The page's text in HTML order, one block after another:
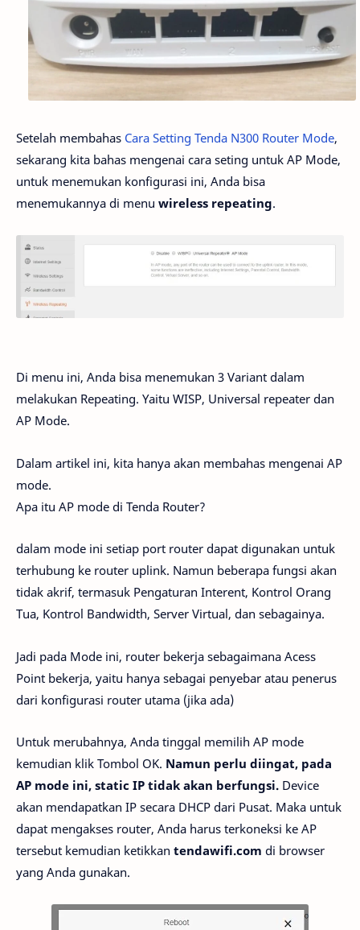
Setelah membahas Cara Setting Tenda N300 Router Mode,
sekarang kita bahas mengenai cara seting untuk AP Mode,
untuk menemukan konfigurasi ini, Anda bisa
menemukannya di menu wireless repeating.
Di menu ini, Anda bisa menemukan 3 Variant dalam
melakukan Repeating. Yaitu WISP, Universal repeater dan
AP Mode.
Dalam artikel ini, kita hanya akan membahas mengenai AP
mode.
Apa itu AP mode di Tenda Router?
dalam mode ini setiap port router dapat digunakan untuk
terhubung ke router uplink. Namun beberapa fungsi akan
tidak akrif, termasuk Pengaturan Interent, Kontrol Orang
Tua, Kontrol Bandwidth, Server Virtual, dan sebagainya.
Jadi pada Mode ini, router bekerja sebagaimana Acess
Point bekerja, yaitu hanya sebagai penyebar atau penerus
dari konfigurasi router utama (jika ada)
Untuk merubahnya, Anda tinggal memilih AP mode
kemudian klik Tombol OK. Namun perlu diingat, pada
AP mode ini, static IP tidak akan berfungsi. Device
akan mendapatkan IP secara DHCP dari Pusat. Maka untuk
dapat mengakses router, Anda harus terkoneksi ke AP
tersebut kemudian ketikkan tendawifi.com di browser
yang Anda gunakan.